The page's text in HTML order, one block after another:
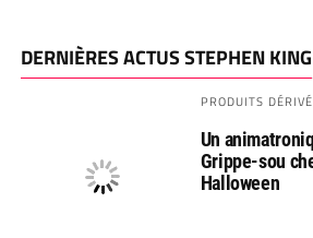
DERNIÈRES ACTUS STEPHEN KING
PRODUITS
Un
Grippe-sou
Halloween